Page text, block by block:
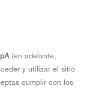
(en adelante,
y utilizar el sitio
cumplir con los